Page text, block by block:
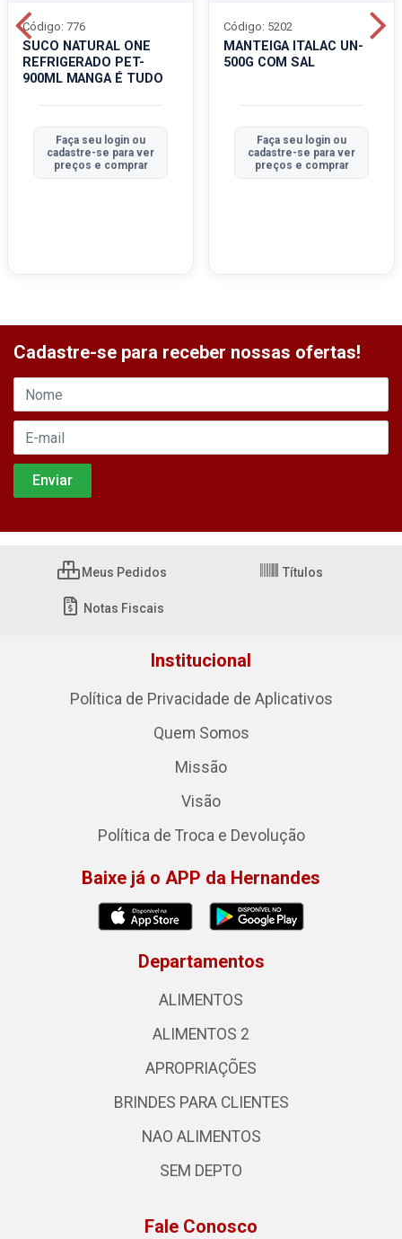
SUCO NATURAL ONE
REFRIGERADO PET-
900ML MANGA É TUDO
Código: 776
Faça seu login ou
cadastre-se para ver
preços e comprar
MANTEIGA ITALAC UN-
500G COM SAL
Código: 5202
Faça seu login ou
cadastre-se para ver
preços e comprar
Cadastre-se para receber nossas ofertas!
Meus Pedidos Títulos
Notas Fiscais
Institucional
Política de Privacidade de Aplicativos
Quem Somos
Missão
Visão
Política de Troca e Devolução
Baixe já o APP da Hernandes
Departamentos
ALIMENTOS
ALIMENTOS 2
APROPRIAÇÕES
BRINDES PARA CLIENTES
NAO ALIMENTOS
SEM DEPTO
Fale Conosco